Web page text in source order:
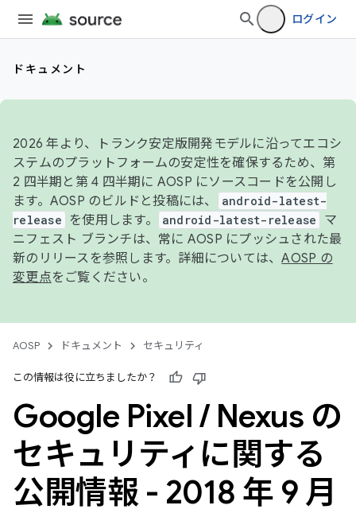
ログイン
ドキュメント
2026 年より、トランク安定版開発モデルに沿ってエコシ
ステムのプラットフォームの安定性を確保するため、第
2 四半期と第 4 四半期に AOSP にソースコードを公開し
ます。AOSP のビルドと投稿には、
android-latest-
release
を使用します。 android-latest-release
マ
ニフェスト ブランチは、常に AOSP にプッシュされた最
新のリリースを参照します。詳細については、AOSP の
変更点をご覧ください。
AOSP ドキュメント セキュリティ
この情報は役に立ちましたか？
Google Pixel /Nexus の
セキュリティに関する
公開情報 - 2018 年 9 月